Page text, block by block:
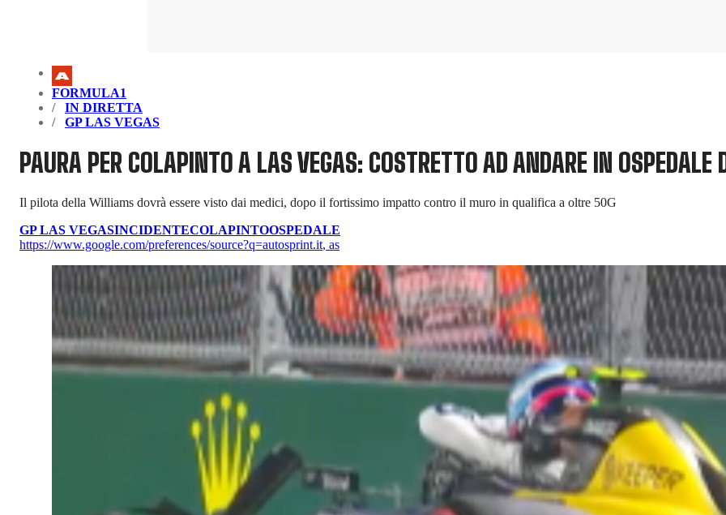
FORMULA1
IN DIRETTA
GP LAS VEGAS
PAURA PER COLAPINTO A LAS VEGAS: COSTRETTO AD ANDARE IN
Il pilota della Williams dovrà essere visto dai medici, dopo il fortissimo impatto contro il muro in qualifica a oltre 50G
GP LAS VEGASINCIDENTECOLAPINTOOSPEDALE
https://www.google.com/preferences/source?q=autosprint.it, as